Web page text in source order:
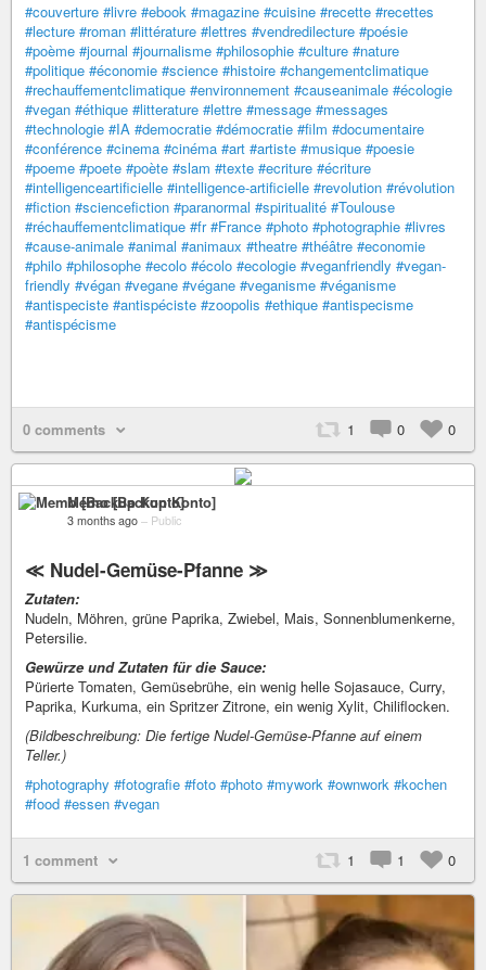
#couverture #livre #ebook #magazine #cuisine #recette #recettes
#lecture #roman #littérature #lettres #vendredilecture #poésie
#poème #journal #journalisme #philosophie #culture #nature
#politique #économie #science #histoire #changementclimatique
#rechauffementclimatique #environnement #causeanimale #écologie
#vegan #éthique #litterature #lettre #message #messages
#technologie #IA #democratie #démocratie #film #documentaire
#conférence #cinema #cinéma #art #artiste #musique #poesie
#poeme #poete #poète #slam #texte #ecriture #écriture
#intelligenceartificielle #intelligence-artificielle #revolution #révolution
#fiction #sciencefiction #paranormal #spiritualité #Toulouse
#réchauffementclimatique #fr #France #photo #photographie #livres
#cause-animale #animal #animaux #theatre #théâtre #economie
#philo #philosophe #ecolo #écolo #ecologie #veganfriendly #vegan-
friendly #végan #vegane #végane #veganisme #véganisme
#antispeciste #antispéciste #zoopolis #ethique #antispecisme
#antispécisme
0 comments 1 0 0
Memo [Backup Konto]
3 months ago – Public
≪ Nudel-Gemüse-Pfanne ≫
Zutaten:
Nudeln, Möhren, grüne Paprika, Zwiebel, Mais, Sonnenblumenkerne,
Petersilie.
Gewürze und Zutaten für die Sauce:
Pürierte Tomaten, Gemüsebrühe, ein wenig helle Sojasauce, Curry,
Paprika, Kurkuma, ein Spritzer Zitrone, ein wenig Xylit, Chiliflocken.
(Bildbeschreibung: Die fertige Nudel-Gemüse-Pfanne auf einem
Teller.)
#photography #fotografie #foto #photo #mywork #ownwork #kochen
#food #essen #vegan
1 comment 1 1 0